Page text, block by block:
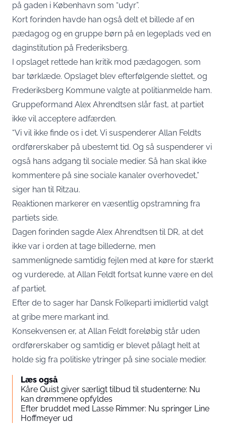
på gaden i København som “udyr”.
Kort forinden havde han også delt et billede af en
pædagog og en gruppe børn på en legeplads ved en
daginstitution på Frederiksberg.
I opslaget rettede han kritik mod pædagogen, som
bar tørklæde. Opslaget blev efterfølgende slettet, og
Frederiksberg Kommune valgte at politianmelde ham.
Gruppeformand Alex Ahrendtsen slår fast, at partiet
ikke vil acceptere adfærden.
“Vi vil ikke finde os i det. Vi suspenderer Allan Feldts
ordførerskaber på ubestemt tid. Og så suspenderer vi
også hans adgang til sociale medier. Så han skal ikke
kommentere på sine sociale kanaler overhovedet,”
siger han til Ritzau.
Reaktionen markerer en væsentlig opstramning fra
partiets side.
Dagen forinden sagde Alex Ahrendtsen til DR, at det
ikke var i orden at tage billederne, men
sammenlignede samtidig fejlen med at køre for stærkt
og vurderede, at Allan Feldt fortsat kunne være en del
af partiet.
Efter de to sager har Dansk Folkeparti imidlertid valgt
at gribe mere markant ind.
Konsekvensen er, at Allan Feldt foreløbig står uden
ordførerskaber og samtidig er blevet pålagt helt at
holde sig fra politiske ytringer på sine sociale medier.
Læs også
Kåre Quist giver særligt tilbud til studenterne: Nu
kan drømmene opfyldes
Efter bruddet med Lasse Rimmer: Nu springer Line
Hoffmeyer ud